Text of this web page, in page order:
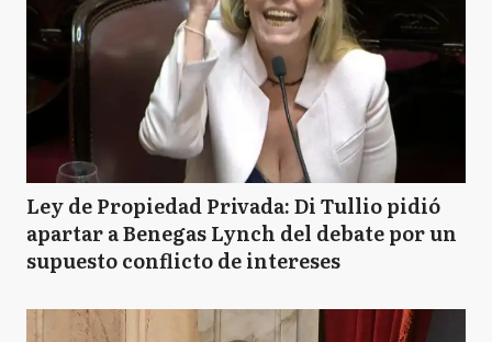
Ley de Propiedad Privada: Di Tullio pidió
apartar a Benegas Lynch del debate por un
supuesto conflicto de intereses